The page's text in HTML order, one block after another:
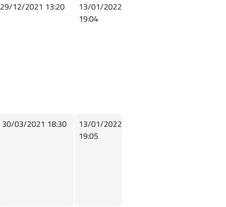
29/12/2021 13:20
13/01/2022
19:04
30/03/2021 18:30
13/01/2022
19:05